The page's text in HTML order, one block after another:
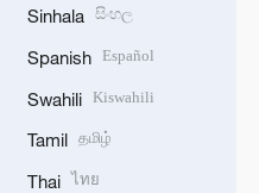
Sinhala සිංහල
Spanish Español
Swahili Kiswahili
Tamil தமிழ்
Thai ไทย